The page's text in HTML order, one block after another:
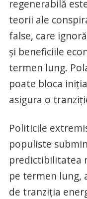
regenerabilă
teorii ale
false, care
și beneficiile
termen lung.
poate bloca
asigura o
Politicile
populiste
predictibilitatea
pe termen lung,
de tranziția